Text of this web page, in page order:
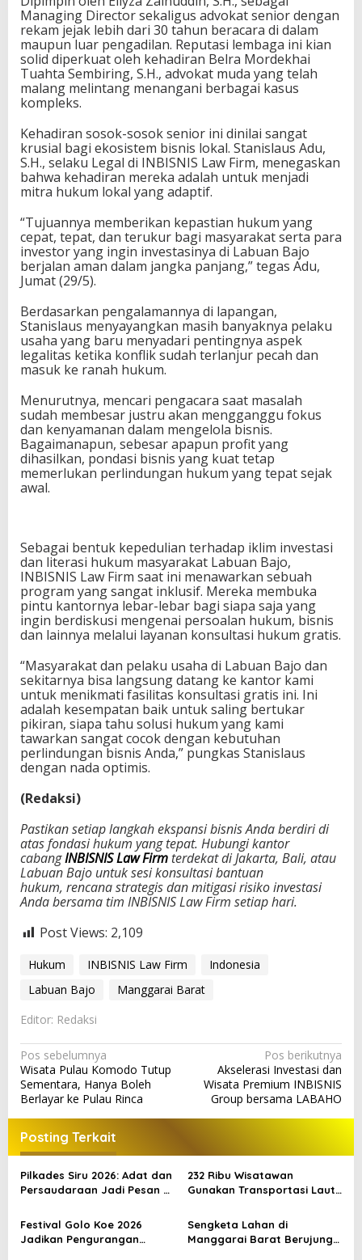
Managing Director sekaligus advokat senior dengan
rekam jejak lebih dari 30 tahun beracara di dalam
maupun luar pengadilan. Reputasi lembaga ini kian
solid diperkuat oleh kehadiran Belra Mordekhai
Tuahta Sembiring, S.H., advokat muda yang telah
malang melintang menangani berbagai kasus
kompleks.
Kehadiran sosok-sosok senior ini dinilai sangat
krusial bagi ekosistem bisnis lokal. Stanislaus Adu,
S.H., selaku Legal di INBISNIS Law Firm, menegaskan
bahwa kehadiran mereka adalah untuk menjadi
mitra hukum lokal yang adaptif.
“Tujuannya memberikan kepastian hukum yang
cepat, tepat, dan terukur bagi masyarakat serta para
investor yang ingin investasinya di Labuan Bajo
berjalan aman dalam jangka panjang,” tegas Adu,
Jumat (29/5).
Berdasarkan pengalamannya di lapangan,
Stanislaus menyayangkan masih banyaknya pelaku
usaha yang baru menyadari pentingnya aspek
legalitas ketika konflik sudah terlanjur pecah dan
masuk ke ranah hukum.
Menurutnya, mencari pengacara saat masalah
sudah membesar justru akan mengganggu fokus
dan kenyamanan dalam mengelola bisnis.
Bagaimanapun, sebesar apapun profit yang
dihasilkan, pondasi bisnis yang kuat tetap
memerlukan perlindungan hukum yang tepat sejak
awal.
Sebagai bentuk kepedulian terhadap iklim investasi
dan literasi hukum masyarakat Labuan Bajo,
INBISNIS Law Firm saat ini menawarkan sebuah
program yang sangat inklusif. Mereka membuka
pintu kantornya lebar-lebar bagi siapa saja yang
ingin berdiskusi mengenai persoalan hukum, bisnis
dan lainnya melalui layanan konsultasi hukum gratis.
“Masyarakat dan pelaku usaha di Labuan Bajo dan
sekitarnya bisa langsung datang ke kantor kami
untuk menikmati fasilitas konsultasi gratis ini. Ini
adalah kesempatan baik untuk saling bertukar
pikiran, siapa tahu solusi hukum yang kami
tawarkan sangat cocok dengan kebutuhan
perlindungan bisnis Anda,” pungkas Stanislaus
dengan nada optimis.
(Redaksi)
Pastikan setiap langkah ekspansi bisnis Anda berdiri di
atas fondasi hukum yang tepat. Hubungi kantor
cabangINBISNIS Law Firm terdekat di Jakarta, Bali, atau
Labuan Bajo untuk sesi konsultasi bantuan
hukum, rencana strategis dan mitigasi risiko investasi
Anda bersama tim INBISNIS Law Firm setiap hari.
Post Views: 2,109
Hukum INBISNIS Law Firm
Indonesia
Labuan Bajo
Manggarai Barat
Editor: Redaksi
N
a
v
i
g
a
s
i
p
Pos sebelumnya
Wisata Pulau Komodo Tutup
Sementara, Hanya Boleh
Berlayar ke Pulau Rinca
Pos berikutnya
Akselerasi Investasi dan
Wisata Premium INBISNIS
Group bersama LABAHO
Posting Terkait
Pilkades Siru 2026: Adat dan
Persaudaraan Jadi Pesan di
232 Ribu Wisatawan
Gunakan Transportasi Laut
Keselamatan Jadi Prioritas
Festival Golo Koe 2026
Jadikan Pengurangan
Sengketa Lahan di
Manggarai Barat Berujung